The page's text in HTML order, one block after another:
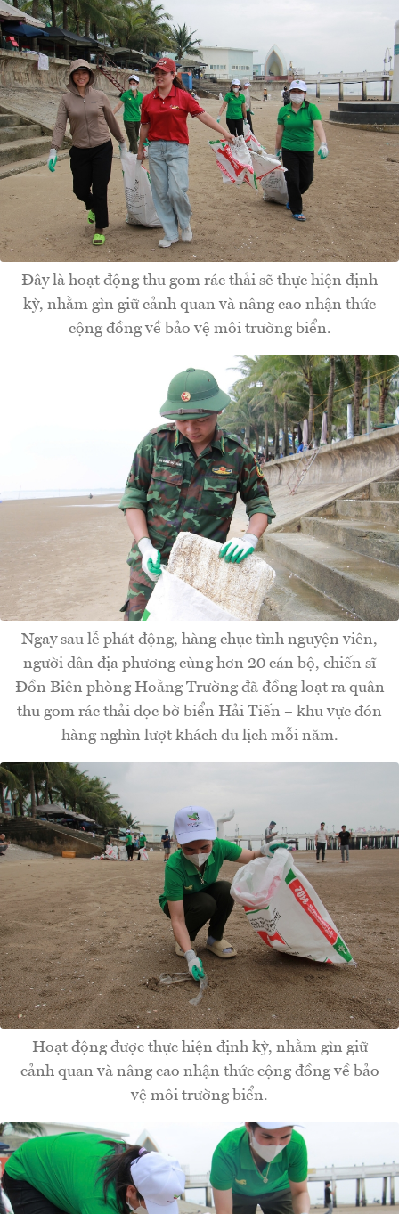
Đây là hoạt động thu gom rác thải sẽ thực hiện định
kỳ, nhằm gìn giữ cảnh quan và nâng cao nhận thức
cộng đồng về bảo vệ môi trường biển.
Ngay sau lễ phát động, hàng chục tình nguyện viên,
người dân địa phương cùng hơn 20 cán bộ, chiến sĩ
Đồn Biên phòng Hoằng Trường đã đồng loạt ra quân
thu gom rác thải dọc bờ biển Hải Tiến – khu vực đón
hàng nghìn lượt khách du lịch mỗi năm.
Hoạt động được thực hiện định kỳ, nhằm gìn giữ
cảnh quan và nâng cao nhận thức cộng đồng về bảo
vệ môi trường biển.